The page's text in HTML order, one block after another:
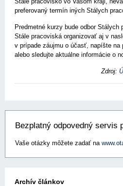
preferovaný termín iných Stálych
Predmetné kurzy bude odbor
Stále pracoviská organizovať aj v
v prípade záujmu o účasť, napíšte na
alebo sledujte aktuálne informácie o
Zdroj:
Bezplatný odpovedný servis
Vaše otázky môžete zadať na
Archív článkov